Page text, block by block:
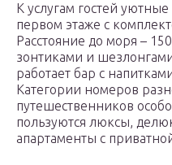
К услугам гостей
первом этаже с
Расстояние до моря –
зонтиками и
работает бар с
Категории номеров
путешественников
пользуются люксы,
апартаменты с